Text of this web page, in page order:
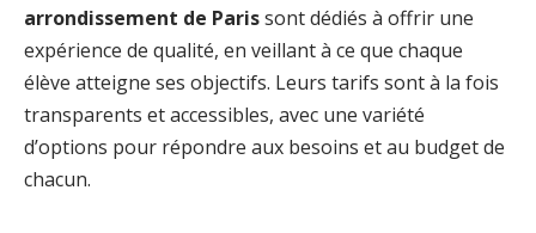
arrondissement de Parissont dédiés à offrir une
expérience de qualité, en veillant à ce que chaque
élève atteigne ses objectifs. Leurs tarifs sont à la fois
transparents et accessibles, avec une variété
d’options pour répondre aux besoins et au budget de
chacun.